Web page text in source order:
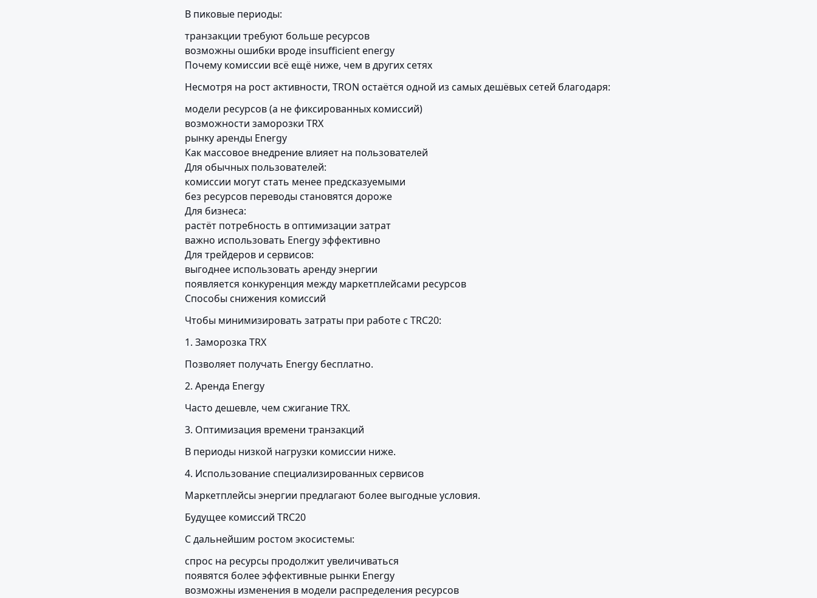
В пиковые периоды:
транзакции требуют больше ресурсов
возможны ошибки вроде insufficient energy
Почему комиссии всё ещё ниже, чем в других сетях
Несмотря на рост активности, TRON остаётся одной из самых дешёвых сетей благодаря:
модели ресурсов (а не фиксированных комиссий)
возможности заморозки TRX
рынку аренды Energy
Как массовое внедрение влияет на пользователей
Для обычных пользователей:
комиссии могут стать менее предсказуемыми
без ресурсов переводы становятся дороже
Для бизнеса:
растёт потребность в оптимизации затрат
важно использовать Energy эффективно
Для трейдеров и сервисов:
выгоднее использовать аренду энергии
появляется конкуренция между маркетплейсами ресурсов
Способы снижения комиссий
Чтобы минимизировать затраты при работе с TRC20:
1. Заморозка TRX
Позволяет получать Energy бесплатно.
2. Аренда Energy
Часто дешевле, чем сжигание TRX.
3. Оптимизация времени транзакций
В периоды низкой нагрузки комиссии ниже.
4. Использование специализированных сервисов
Маркетплейсы энергии предлагают более выгодные условия.
Будущее комиссий TRC20
С дальнейшим ростом экосистемы:
спрос на ресурсы продолжит увеличиваться
появятся более эффективные рынки Energy
возможны изменения в модели распределения ресурсов